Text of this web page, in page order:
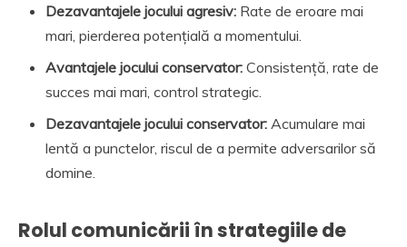
Dezavantajele jocului agresiv: Rate de eroare mai
mari, pierderea potențială a momentului.
Avantajele jocului conservator: Consistență, rate de
succes mai mari, control strategic.
Dezavantajele jocului conservator: Acumulare mai
lentă a punctelor, riscul de a permite adversarilor să
domine.
Rolul comunicării în strategiile de